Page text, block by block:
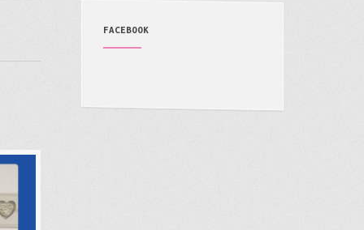
FACEBOOK